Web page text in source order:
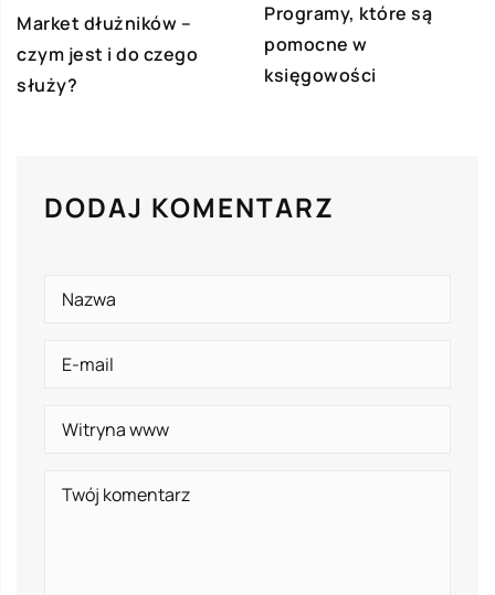
Market dłużników –
czym jest i do czego
służy?
Programy, które są
pomocne w
księgowości
DODAJ KOMENTARZ